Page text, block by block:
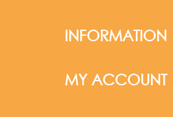
INFORMATION
MY ACCOUNT